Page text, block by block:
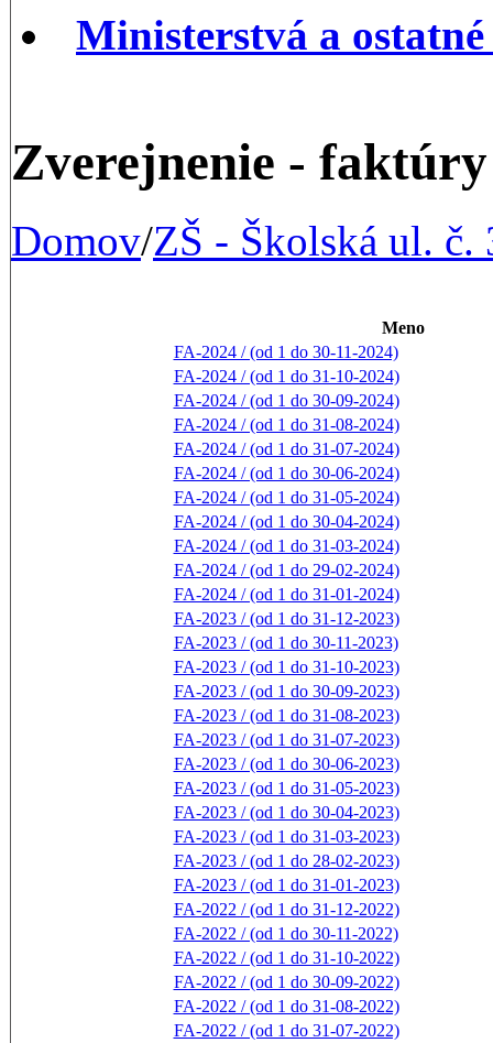
Ministerstvá a
Zverejnenie - faktúry
Domov/ZŠ - Školská ul. č.
Meno
FA-2024 / (od 1 do 30-11-2024)
FA-2024 / (od 1 do 31-10-2024)
FA-2024 / (od 1 do 30-09-2024)
FA-2024 / (od 1 do 31-08-2024)
FA-2024 / (od 1 do 31-07-2024)
FA-2024 / (od 1 do 30-06-2024)
FA-2024 / (od 1 do 31-05-2024)
FA-2024 / (od 1 do 30-04-2024)
FA-2024 / (od 1 do 31-03-2024)
FA-2024 / (od 1 do 29-02-2024)
FA-2024 / (od 1 do 31-01-2024)
FA-2023 / (od 1 do 31-12-2023)
FA-2023 / (od 1 do 30-11-2023)
FA-2023 / (od 1 do 31-10-2023)
FA-2023 / (od 1 do 30-09-2023)
FA-2023 / (od 1 do 31-08-2023)
FA-2023 / (od 1 do 31-07-2023)
FA-2023 / (od 1 do 30-06-2023)
FA-2023 / (od 1 do 31-05-2023)
FA-2023 / (od 1 do 30-04-2023)
FA-2023 / (od 1 do 31-03-2023)
FA-2023 / (od 1 do 28-02-2023)
FA-2023 / (od 1 do 31-01-2023)
FA-2022 / (od 1 do 31-12-2022)
FA-2022 / (od 1 do 30-11-2022)
FA-2022 / (od 1 do 31-10-2022)
FA-2022 / (od 1 do 30-09-2022)
FA-2022 / (od 1 do 31-08-2022)
FA-2022 / (od 1 do 31-07-2022)